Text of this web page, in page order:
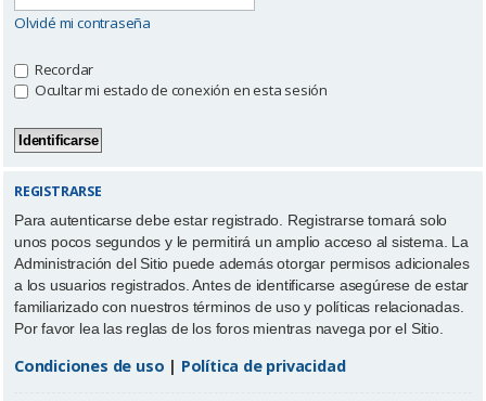
Olvidé mi contraseña
Recordar
Ocultar mi estado de conexión en esta sesión
REGISTRARSE
Para autenticarse debe estar registrado. Registrarse tomará solo
unos pocos segundos y le permitirá un amplio acceso al sistema. La
Administración del Sitio puede además otorgar permisos adicionales
a los usuarios registrados. Antes de identificarse asegúrese de estar
familiarizado con nuestros términos de uso y políticas relacionadas.
Por favor lea las reglas de los foros mientras navega por el Sitio.
Condiciones de uso | Política de privacidad